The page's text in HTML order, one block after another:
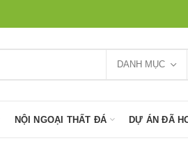
DANH MỤC
NỘI NGOẠI THẤT ĐÁ DỰ ÁN ĐÃ